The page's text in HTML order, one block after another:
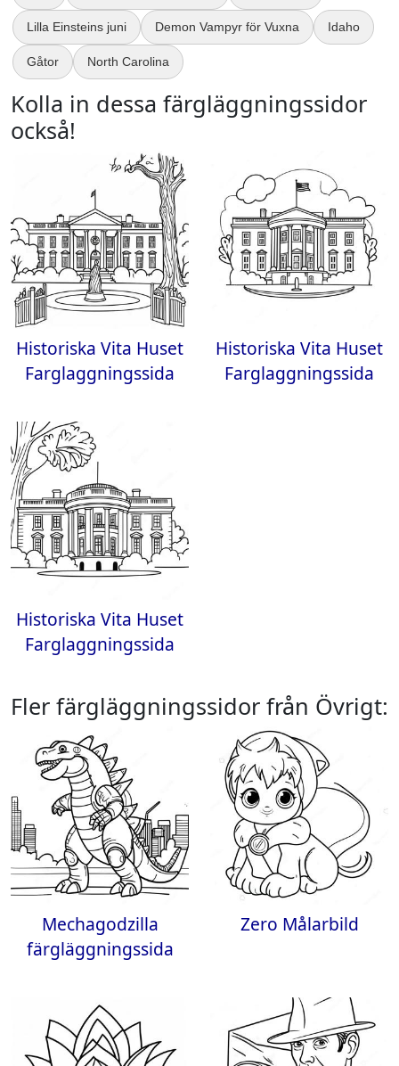
Lilla Einsteins juni Demon Vampyr för Vuxna Idaho
Gåtor North Carolina
Kolla in dessa färgläggningssidor
också!
Historiska Vita Huset
Farglaggningssida
Historiska Vita Huset
Farglaggningssida
Historiska Vita Huset
Farglaggningssida
Fler färgläggningssidor från Övrigt:
Mechagodzilla
färgläggningssida
Zero Målarbild